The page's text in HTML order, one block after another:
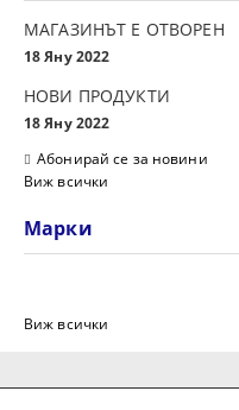
МАГАЗИНЪТ Е ОТВОРЕН
18 Яну 2022
НОВИ ПРОДУКТИ
18 Яну 2022
Абонирай се за новини
Виж всички
Марки
Виж всички